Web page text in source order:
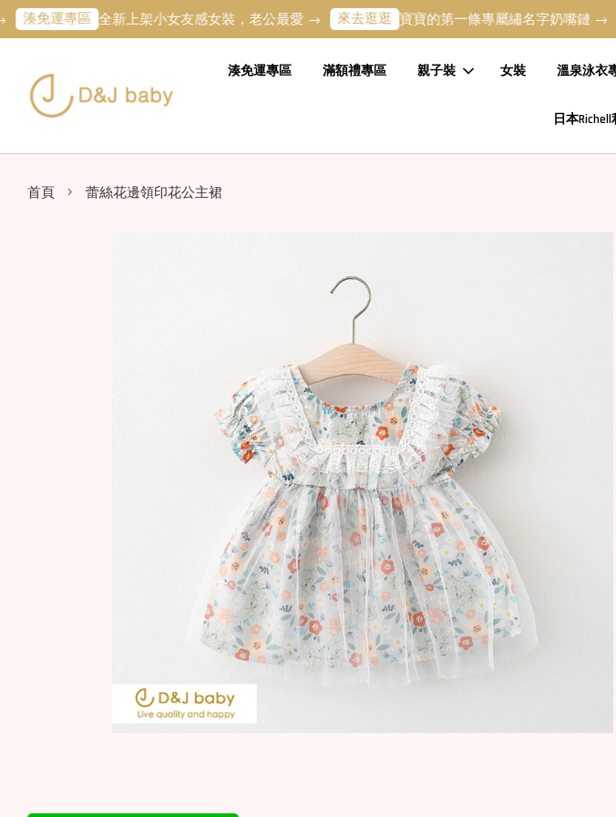
專區 全新上架小女友感女裝，老公最愛 → 來去逛逛 寶寶的第一條專屬繡名字奶嘴鏈 → 點我
湊免運專區 滿額禮專區 親子裝 女裝 溫泉泳衣
日本
首頁 › 蕾絲花邊領印花公主裙